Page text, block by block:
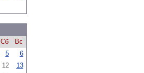
Сб
Вс
5
6
12
13